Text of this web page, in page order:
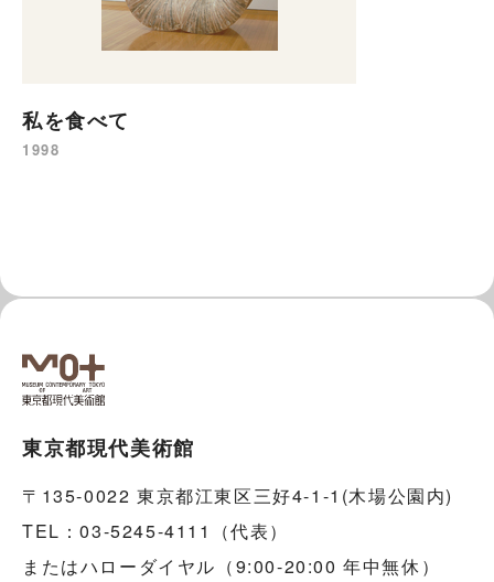
私を食べて
1998
東京都現代美術館
〒135-0022 東京都江東区三好4-1-1(木場公園内)
TEL：03-5245-4111（代表）
またはハローダイヤル（9:00-20:00 年中無休）